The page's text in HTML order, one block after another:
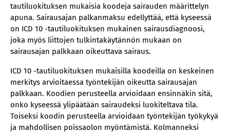
tautiluokituksen mukaisia koodeja sairauden määrittelyn
apuna. Sairausajan palkanmaksu edellyttää, että kyseessä
on ICD 10 -tautiluokituksen mukainen sairausdiagnoosi,
joka myös liittojen tulkintakäytännön mukaan on
sairausajan palkkaan oikeuttava sairaus.
ICD 10 -tautiluokituksen mukaisilla koodeilla on keskeinen
merkitys arvioitaessa työntekijän oikeutta sairausajan
palkkaan. Koodien perusteella arvioidaan ensinnäkin sitä,
onko kyseessä ylipäätään sairaudeksi luokiteltava tila.
Toiseksi koodin perusteella arvioidaan työntekijän työkykyä
ja mahdollisen poissaolon myöntämistä. Kolmanneksi